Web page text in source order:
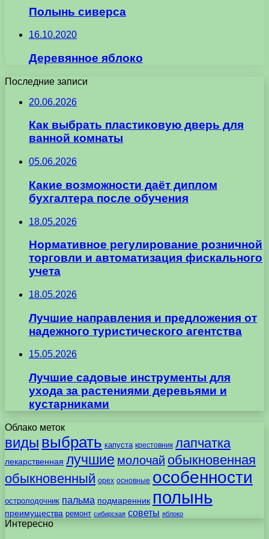
Полынь сиверса
16.10.2020
Деревянное яблоко
Последние записи
20.06.2026
Как выбрать пластиковую дверь для
ванной комнаты
05.06.2026
Какие возможности даёт диплом
бухгалтера после обучения
18.05.2026
Нормативное регулирование розничной
торговли и автоматизация фискального
учета
18.05.2026
Лучшие направления и предложения от
надежного туристического агентства
15.05.2026
Лучшие садовые инструменты для
ухода за растениями деревьями и
кустарниками
Облако меток
виды выбрать капуста крестовник лапчатка
лекарственная лучшие молочай обыкновенная
обыкновенный орех основные особенности
остролодочник пальма подмаренник полынь
преимущества ремонт сибирская советы яблоко
Интересно